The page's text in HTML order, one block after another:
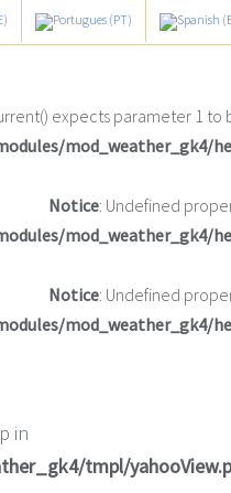
expects parameter 1 to
mod_weather_gk4/
Notice: Undefined
mod_weather_gk4/
Notice: Undefined
mod_weather_gk4/
in
tmpl/